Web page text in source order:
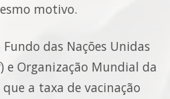
motivo.
das Nações Unidas
e Organização Mundial da
a taxa de vacinação